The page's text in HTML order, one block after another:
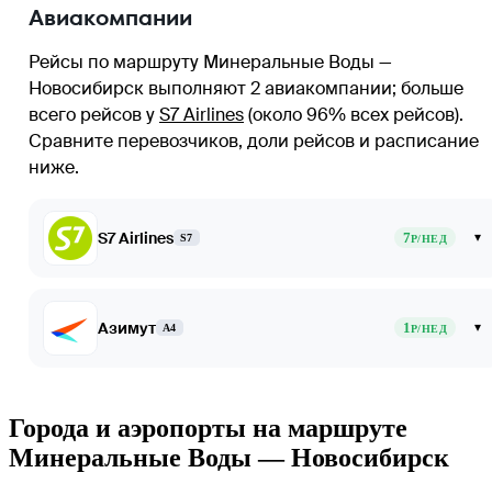
Авиакомпании
Рейсы по маршруту Минеральные Воды —
Новосибирск выполняют 2 авиакомпании; больше
всего рейсов уS7 Airlines(около 96% всех рейсов).
Сравните перевозчиков, доли рейсов и расписание
ниже.
S7 Airlines S7 7Р/НЕД ▾
Азимут A4 1Р/НЕД ▾
Города и аэропорты на маршруте
Минеральные Воды — Новосибирск